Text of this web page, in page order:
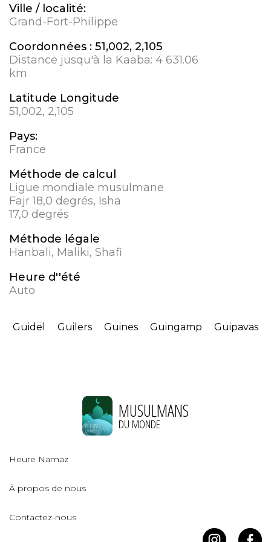
Ville / localité:
Grand-Fort-Philippe
Coordonnées : 51,002, 2,105
Distance jusqu'à la Kaaba: 4 631.06
km
Latitude Longitude
51,002, 2,105
Pays:
France
Méthode de calcul
Ligue mondiale musulmane
Fajr 18,0 degrés, Isha
17,0 degrés
Méthode légale
Hanbali, Maliki, Shafi
Heure d''été
Auto
Guidel Guilers Guines Guingamp Guipavas
MUSULMANS
DU MONDE
Heure Namaz
À propos de nous
Contactez-nous